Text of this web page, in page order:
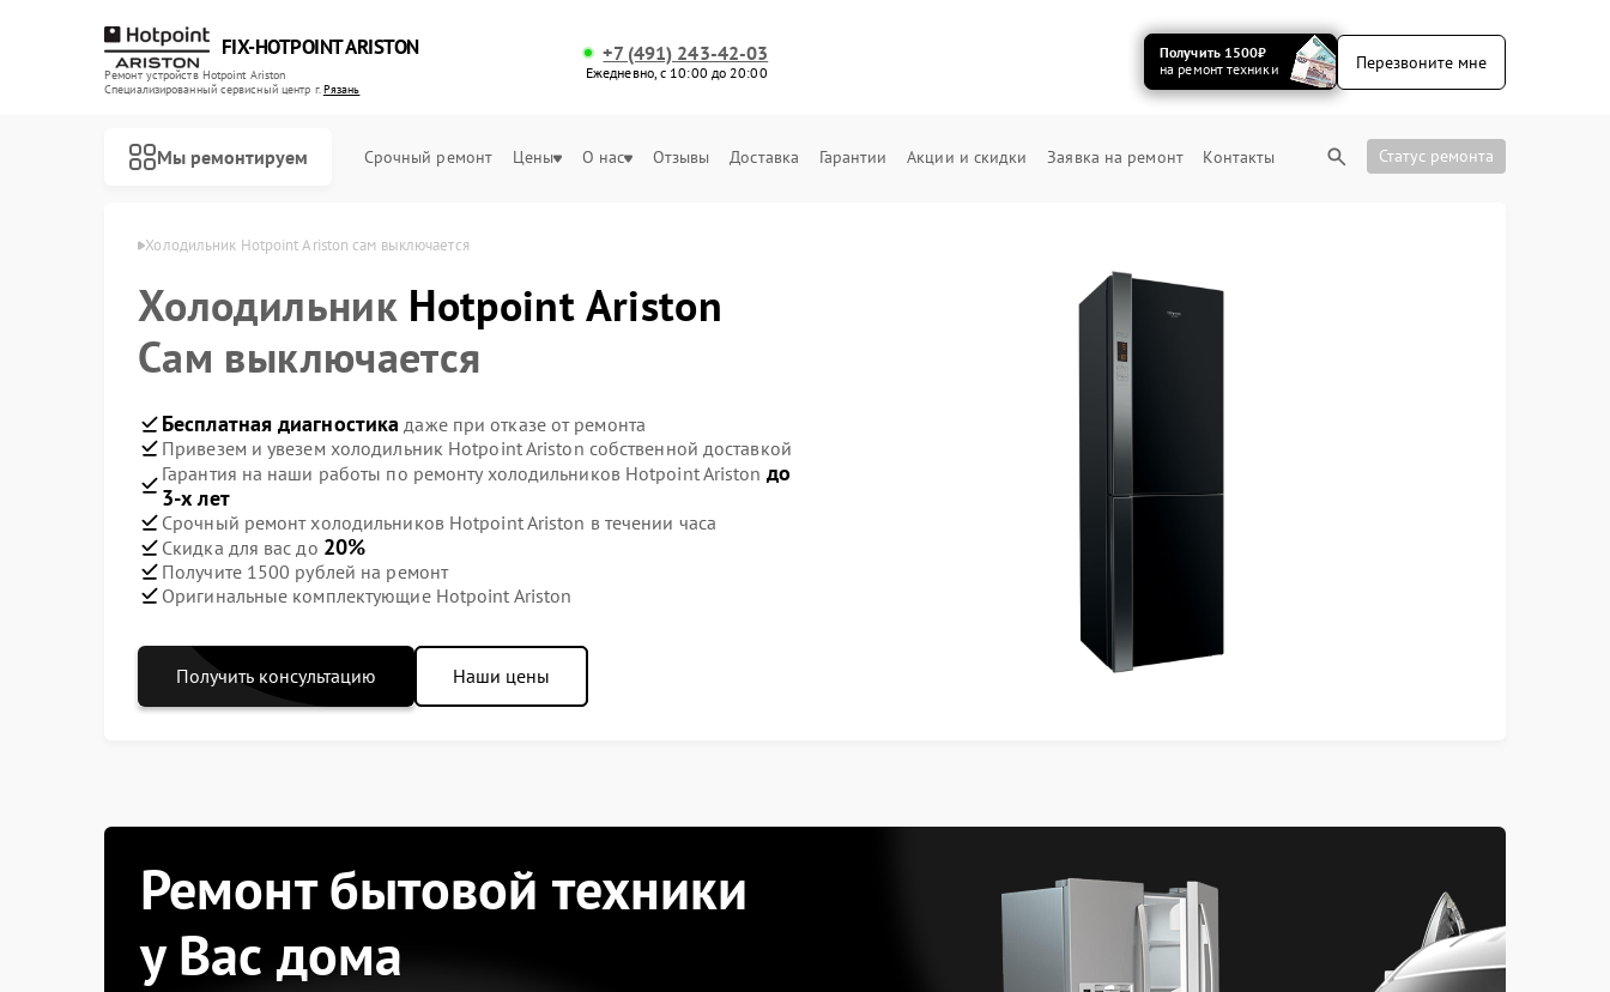
FIX-HOTPOINT ARISTON
Ремонт устройств Hotpoint Ariston
Специализированный cервисный центр г.Рязань
+7 (491) 243-42-03
Ежедневно, с 10:00 до 20:00
Получить 1500₽
на ремонт техники
Перезвоните мне
Мы ремонтируем Срочный ремонт Цены О нас Отзывы Доставка Гарантии Акции и скидки Заявка на ремонт Контакты Статус ремонта
Ariston в Рязани Холодильник Hotpoint Ariston сам выключается
Холодильник Hotpoint Ariston
Сам выключается
Бесплатная диагностика даже при отказе от ремонта
Привезем и увезем холодильник Hotpoint Ariston собственной доставкой
Гарантия на наши работы по ремонту холодильников Hotpoint Ariston до
3-х лет
Срочный ремонт холодильников Hotpoint Ariston в течении часа
Скидка для вас до 20%
Получите 1500 рублей на ремонт
Оригинальные комплектующие Hotpoint Ariston
Получить консультацию Наши цены
Ремонт бытовой техники
у Вас дома